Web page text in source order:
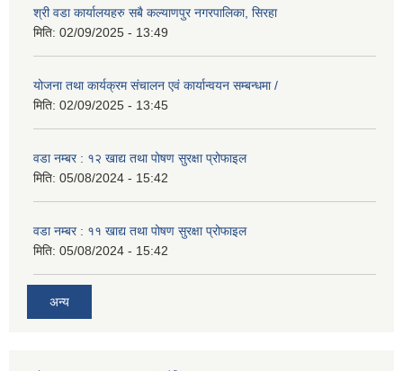
श्री वडा कार्यालयहरु सबै कल्याणपुर नगरपालिका, सिरहा
मिति: 02/09/2025 - 13:49
योजना तथा कार्यक्रम संचालन एवं कार्यान्वयन सम्बन्धमा /
मिति: 02/09/2025 - 13:45
वडा नम्बर : १२ खाद्य तथा पोषण सुरक्षा प्रोफाइल
मिति: 05/08/2024 - 15:42
वडा नम्बर : ११ खाद्य तथा पोषण सुरक्षा प्रोफाइल
मिति: 05/08/2024 - 15:42
अन्य